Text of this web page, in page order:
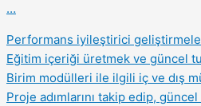
…
Performans iyileştirici
Eğitim içeriği üretmek ve güncel
Birim modülleri ile ilgili iç ve dış
Proje adımlarını takip edip,